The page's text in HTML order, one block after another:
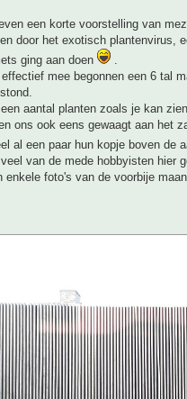
een korte voorstelling van
door het exotisch plantenvirus,
ging aan doen
.
effectief mee begonnen een 6 tal
een aantal planten zoals je kan
ons ook eens gewaagt aan het
al een paar hun kopje boven de
veel van de mede hobbyisten hier
enkele foto's van de voorbije